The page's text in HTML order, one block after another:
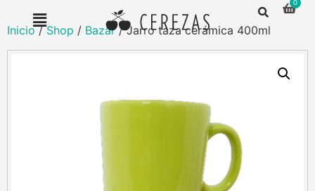
Inicio/Shop / Bazar/ Jarro taza cerámica 400ml